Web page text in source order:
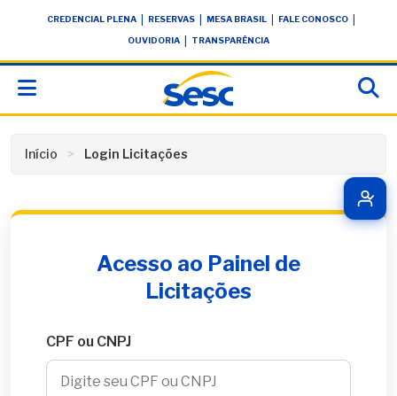
conteúdoCREDENCIAL PLENA RESERVAS MESA BRASIL FALE CONOSCO
OUVIDORIA TRANSPARÊNCIA
Início Login Licitações
Acesso ao Painel de
Licitações
CPF ou CNPJ